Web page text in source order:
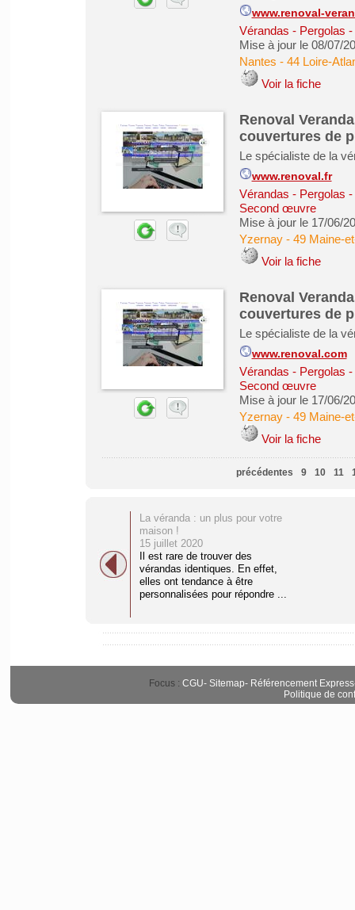
www.renoval-
Vérandas - Pergolas
Mise à jour le 08/07/
Nantes - 44 Loire-
Voir la fiche
Renoval
couvertures de
Le spécialiste de la
www.renoval.fr
Vérandas - Pergolas
Second œuvre
Mise à jour le 17/06/
Yzernay- 49 Maine-
Voir la fiche
Renoval
couvertures de
Le spécialiste de la
www.renoval.com
Vérandas - Pergolas
Second œuvre
Mise à jour le 17/06/
Yzernay- 49 Maine-
Voir la fiche
précédentes 9 10 11
La véranda : un plus pour votre
maison !
15 juillet 2020
Il est rare de trouver des
vérandas identiques. En effet,
elles ont tendance à être
personnalisées pour répondre ...
Focus : CGU- Sitemap- Référencement Express
Politique de